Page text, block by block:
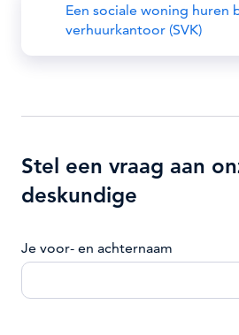
Een sociale woning huren
verhuurkantoor (SVK)
Stel een vraag aan
deskundige
Je voor- en achternaam